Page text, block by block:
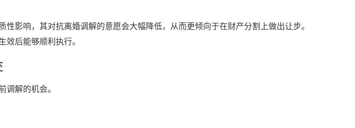
影响，其对抗离婚调解的意愿会大幅降低，从而更倾向于在财产分割上做出让步。
效后能够顺利执行。
调解的机会。